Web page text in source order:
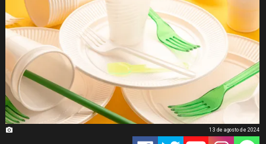
13 de agosto de 2024